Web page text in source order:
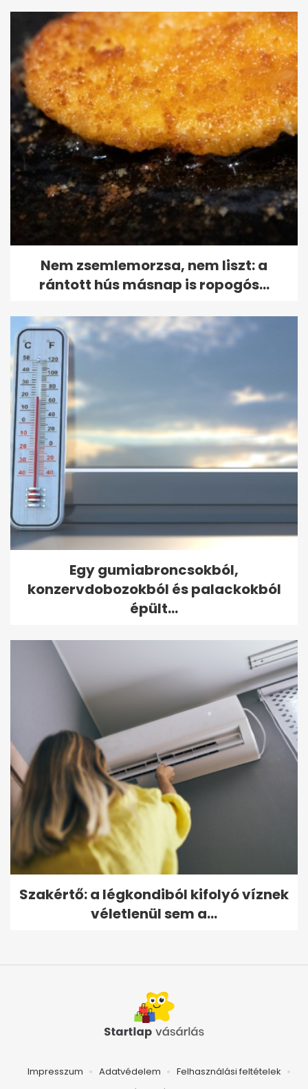
Nem zsemlemorzsa, nem liszt: a
rántott hús másnap is ropogós...
Egy gumiabroncsokból,
konzervdobozokból és palackokból
épült...
Szakértő: a légkondiból kifolyó víznek
véletlenül sem a...
Impresszum Adatvédelem
Felhasználási feltételek